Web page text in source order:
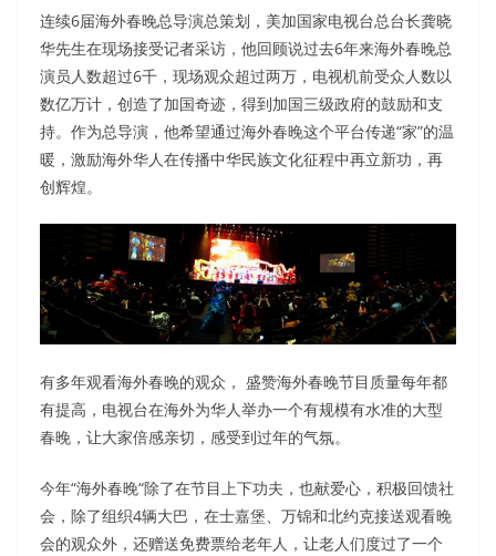
连续6届海外春晚总导演总策划，美加国家电视台总台长龚晓
华先生在现场接受记者采访，他回顾说过去6年来海外春晚总
演员人数超过6千，现场观众超过两万，电视机前受众人数以
数亿万计，创造了加国奇迹，得到加国三级政府的鼓励和支
持。作为总导演，他希望通过海外春晚这个平台传递“家”的温
暖，激励海外华人在传播中华民族文化征程中再立新功，再
创辉煌。
有多年观看海外春晚的观众， 盛赞海外春晚节目质量每年都
有提高，电视台在海外为华人举办一个有规模有水准的大型
春晚，让大家倍感亲切，感受到过年的气氛。
今年“海外春晚“除了在节目上下功夫，也献爱心，积极回馈社
会，除了组织4辆大巴，在士嘉堡、万锦和北约克接送观看晚
会的观众外，还赠送免费票给老年人，让老人们度过了一个